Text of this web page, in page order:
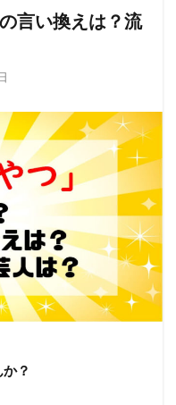
言い換えは？流
？